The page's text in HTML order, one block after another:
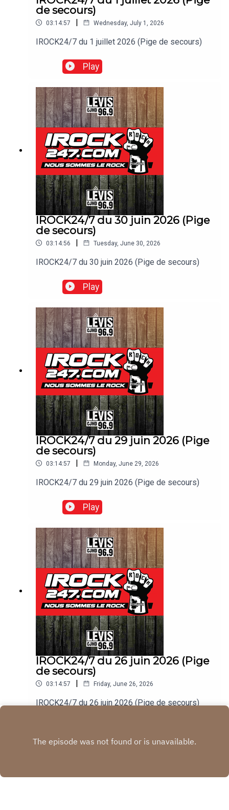
de secours)
03:14:57 | Wednesday, July 1, 2026
IROCK24/7 du 1 juillet 2026 (Pige de secours)
Play
IROCK24/7 du 30 juin 2026 (Pige
de secours)
03:14:56 | Tuesday, June 30, 2026
IROCK24/7 du 30 juin 2026 (Pige de secours)
Play
IROCK24/7 du 29 juin 2026 (Pige
de secours)
03:14:57 | Monday, June 29, 2026
IROCK24/7 du 29 juin 2026 (Pige de secours)
Play
IROCK24/7 du 26 juin 2026 (Pige
de secours)
03:14:57 | Friday, June 26, 2026
IROCK24/7 du 26 juin 2026 (Pige de secours)